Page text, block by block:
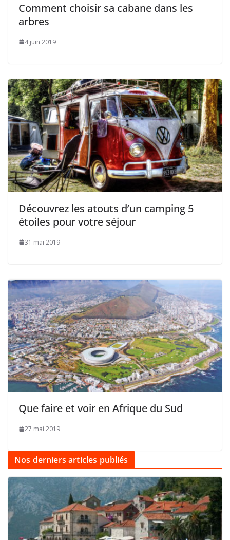
Comment choisir sa cabane dans les
arbres
4 juin 2019
Découvrez les atouts d’un camping 5
étoiles pour votre séjour
31 mai 2019
Que faire et voir en Afrique du Sud
27 mai 2019
Nos derniers articles publiés